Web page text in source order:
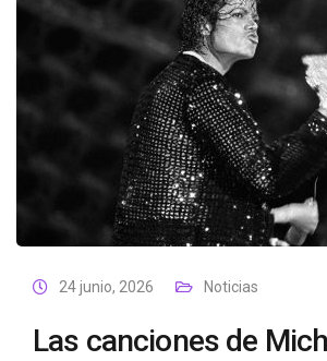
24 junio, 2026 Noticias
Las canciones de